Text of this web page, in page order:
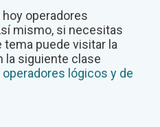
operadores
mismo, si necesitas
puede visitar la
la siguiente clase
operadores lógicos y de